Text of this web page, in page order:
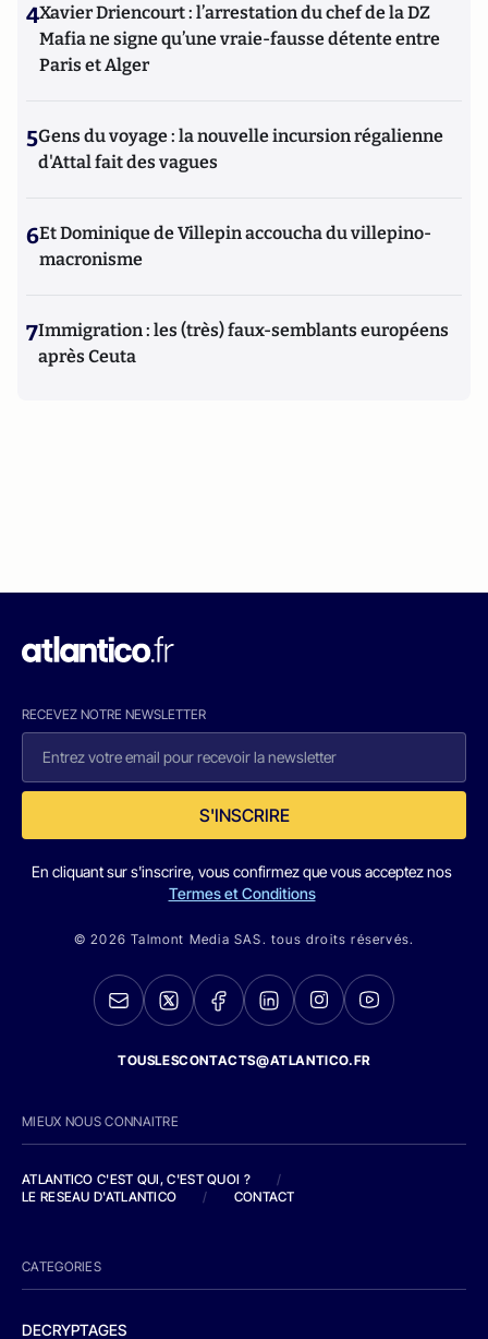
4Xavier Driencourt : l’arrestation du chef de la DZ
Mafia ne signe qu’une vraie-fausse détente entre
Paris et Alger
5Gens du voyage : la nouvelle incursion régalienne
d'Attal fait des vagues
6Et Dominique de Villepin accoucha du villepino-
macronisme
7Immigration : les (très) faux-semblants européens
après Ceuta
RECEVEZ NOTRE NEWSLETTER
S'INSCRIRE
En cliquant sur s'inscrire, vous confirmez que vous acceptez nos
Termes et Conditions
© 2026 Talmont Media SAS. tous droits réservés.
TOUSLESCONTACTS@ATLANTICO.FR
MIEUX NOUS CONNAITRE
ATLANTICO C'EST QUI, C'EST QUOI ?
/
LE RESEAU D'ATLANTICO
/ CONTACT
CATEGORIES
DECRYPTAGES